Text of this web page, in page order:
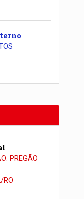
PREGÃO
RO